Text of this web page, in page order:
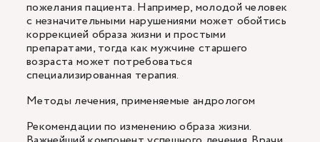
пожелания пациента. Например, молодой человек
с незначительными нарушениями может обойтись
коррекцией образа жизни и простыми
препаратами, тогда как мужчине старшего
возраста может потребоваться
специализированная терапия.
Методы лечения, применяемые андрологом
Рекомендации по изменению образа жизни.